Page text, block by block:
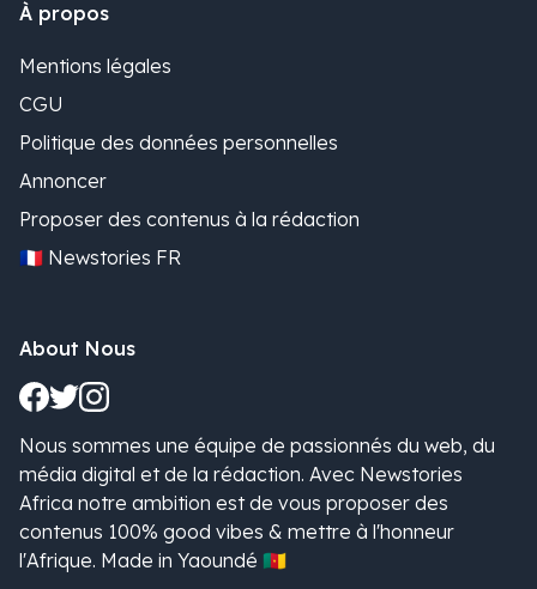
À propos
Mentions légales
CGU
Politique des données personnelles
Annoncer
Proposer des contenus à la rédaction
🇫🇷 Newstories FR
About Nous
Nous sommes une équipe de passionnés du web, du
média digital et de la rédaction. Avec Newstories
Africa notre ambition est de vous proposer des
contenus 100% good vibes & mettre à l'honneur
l'Afrique. Made in Yaoundé 🇨🇲